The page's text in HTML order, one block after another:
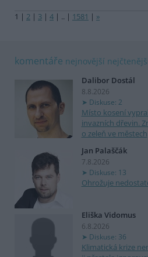
1 | 2 | 3 | 4 | .. | 1581 | »
komentáře nejnovější
Dalibor Dostál
8.8.2026
Diskuse: 2
Místo kosení
invazních dřevin.
o zeleň ve městech
Jan Palaščák
7.8.2026
Diskuse: 13
Ohrožuje
Eliška Vidomus
6.8.2026
Diskuse: 36
Klimatická krize